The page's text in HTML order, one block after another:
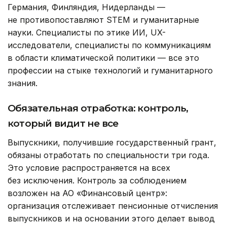
Германия, Финляндия, Нидерланды —
не противопоставляют STEM и гуманитарные
науки. Специалисты по этике ИИ, UX-
исследователи, специалисты по коммуникациям
в области климатической политики — все это
профессии на стыке технологий и гуманитарного
знания.
Обязательная отработка: контроль,
который видит не все
Выпускники, получившие государственный грант,
обязаны отработать по специальности три года.
Это условие распространяется на всех
без исключения. Контроль за соблюдением
возложен на АО «Финансовый центр»:
организация отслеживает пенсионные отчисления
выпускников и на основании этого делает вывод